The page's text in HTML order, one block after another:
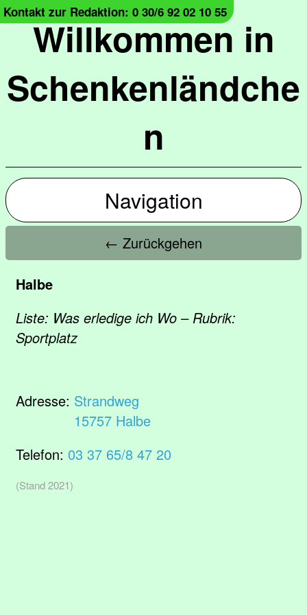
Willkommen in
Schenkenländche
n
Kontakt zur Redaktion: 0 30/6 92 02 10 55
Navigation
← Zurückgehen
Halbe
Liste: Was erledige ich Wo – Rubrik:
Sportplatz
Adresse: Strandweg
15757 Halbe
Telefon: 03 37 65/8 47 20
(Stand 2021)